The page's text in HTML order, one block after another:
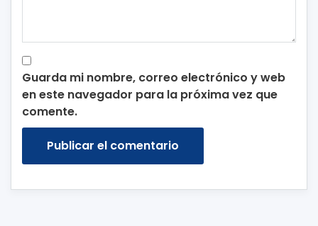
Guarda mi nombre, correo electrónico y web
en este navegador para la próxima vez que
comente.